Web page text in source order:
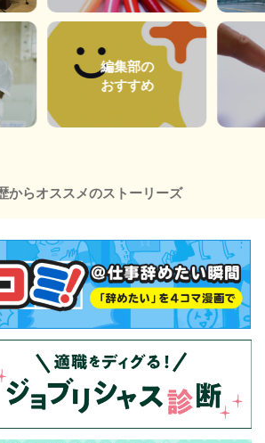
編集部の
おすすめ
からオススメのストーリーズ